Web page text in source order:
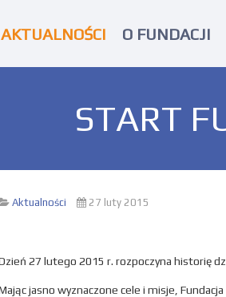
AKTUALNOŚCI O FUNDACJI
START
Aktualności 27 luty 2015
27 lutego 2015 r. rozpoczyna historię
jasno wyznaczone cele i misje,